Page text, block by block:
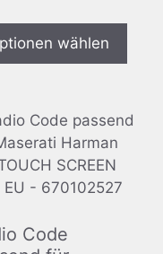
wählen
Code